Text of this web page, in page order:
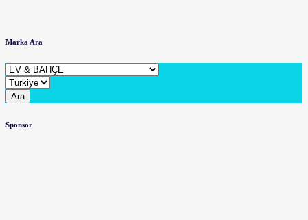
Marka Ara
Ara
Sponsor